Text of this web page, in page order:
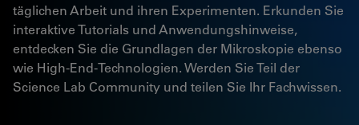
täglichen Arbeit und ihren Experimenten. Erkunden Sie
interaktive Tutorials und Anwendungshinweise,
entdecken Sie die Grundlagen der Mikroskopie ebenso
wie High-End-Technologien. Werden Sie Teil der
Science Lab Community und teilen Sie Ihr Fachwissen.